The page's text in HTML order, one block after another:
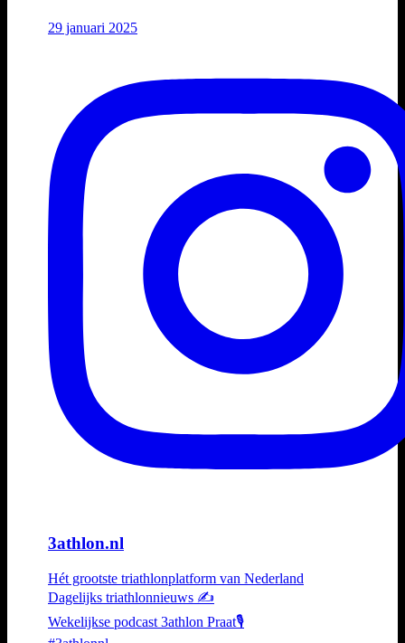
29 januari 2025
3athlon.nl
Hét grootste triathlonplatform van Nederland
Dagelijks triathlonnieuws ✍️
Wekelijkse podcast 3athlon Praat🎙️